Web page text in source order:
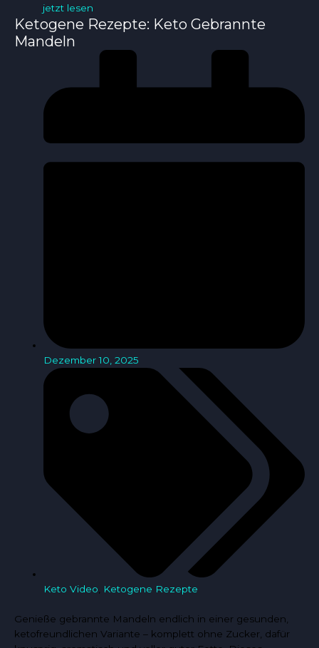
jetzt lesen
Ketogene Rezepte: Keto Gebrannte
Mandeln
Dezember 10, 2025
Keto Video Ketogene Rezepte
Genieße gebrannte Mandeln endlich in einer gesunden,
ketofreundlichen Variante – komplett ohne Zucker, dafür